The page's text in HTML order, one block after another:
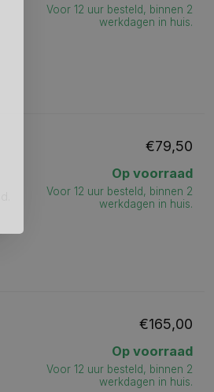
Voor 12 uur besteld, binnen 2
werkdagen in huis.
€79,50
Op voorraad
Voor 12 uur besteld, binnen 2
werkdagen in huis.
€165,00
Op voorraad
Voor 12 uur besteld, binnen 2
werkdagen in huis.